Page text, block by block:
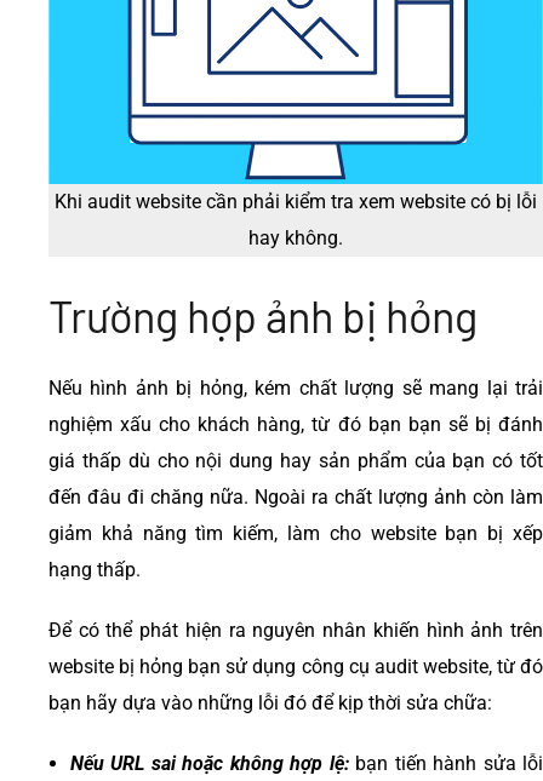
Khi audit website cần phải kiểm tra xem website có bị lỗi
hay không.
Trường hợp ảnh bị hỏng
Nếu hình ảnh bị hỏng, kém chất lượng sẽ mang lại trải
nghiệm xấu cho khách hàng, từ đó bạn bạn sẽ bị đánh
giá thấp dù cho nội dung hay sản phẩm của bạn có tốt
đến đâu đi chăng nữa. Ngoài ra chất lượng ảnh còn làm
giảm khả năng tìm kiếm, làm cho website bạn bị xếp
hạng thấp.
Để có thể phát hiện ra nguyên nhân khiến hình ảnh trên
website bị hỏng bạn sử dụng công cụ audit website, từ đó
bạn hãy dựa vào những lỗi đó để kịp thời sửa chữa:
Nếu URL sai hoặc không hợp lệ:bạn tiến hành sửa lỗi